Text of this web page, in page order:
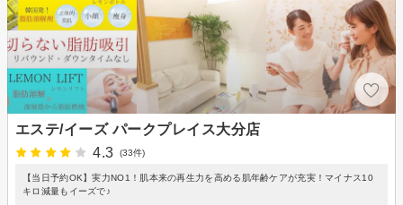
エステ/イーズ パークプレイス大分店
4.3
(33件)
【当日予約OK】実力NO1！肌本来の再生力を高める肌年齢ケアが充実！マイナス10
キロ減量もイーズで♪